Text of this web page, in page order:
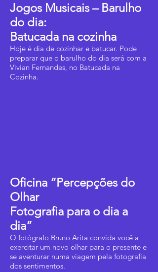
Jogos Musicais – Barulho
do dia:
Batucada na cozinha
Hoje é dia de cozinhar e batucar. Pode
preparar que o barulho do dia será com a
Vivian Fernandes, no Batucada na
Cozinha.
Oficina “Percepções do
Olhar
Fotografia para o dia a
dia”
O fotógrafo Bruno Arita convida você a
exercitar um novo olhar para o presente e
se aventurar numa viagem pela fotografia
dos sentimentos.